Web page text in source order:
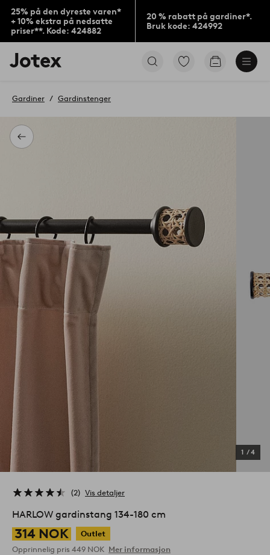
25% på den dyreste varen*
+ 10% ekstra på nedsatte
priser**. Kode: 424882
20 % rabatt på gardiner*.
Bruk kode: 424992
Jotex’
logo
til
Gå
Gå
Tilbake
Gardiner Gardinstenger
1 /4
2 Vis detaljer
HARLOW gardinstang 134-180 cm
314 NOK
Outlet
Opprinnelig pris 449 NOK Mer informasjon